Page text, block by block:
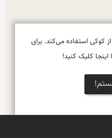
کوکی استفاده می‌کند. برای
اینجا کلیک کنید!